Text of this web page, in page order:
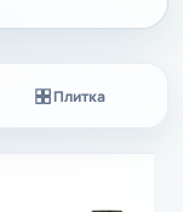
Плитка